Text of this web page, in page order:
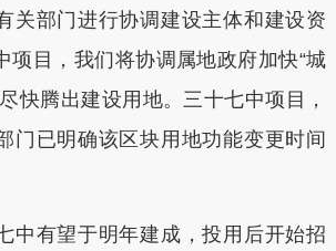
关部门进行协调建设主体和建设资
项目，我们将协调属地政府加快“城
快腾出建设用地。三十七中项目，
门已明确该区块用地功能变更时间
有望于明年建成，投用后开始招